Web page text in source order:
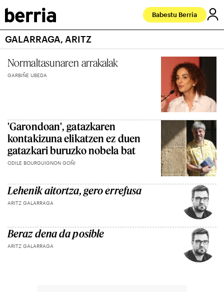
Babestu Berria
GALARRAGA, ARITZ
Normaltasunaren arrakalak
GARBIÑE UBEDA
'Garondoan', gatazkaren
kontakizuna elikatzen ez duen
gatazkari buruzko nobela bat
ODILE BOURGUIGNON GOÑI
Lehenik aitortza, gero errefusa
ARITZ GALARRAGA
Beraz dena da posible
ARITZ GALARRAGA